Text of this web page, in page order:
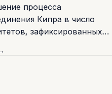
процесса
Кипра в число
зафиксированных…